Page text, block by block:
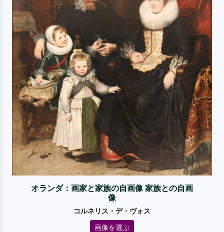
オランダ：画家と家族の自画像 家族との自画
像
コルネリス・デ・ヴォス
画像を選ぶ